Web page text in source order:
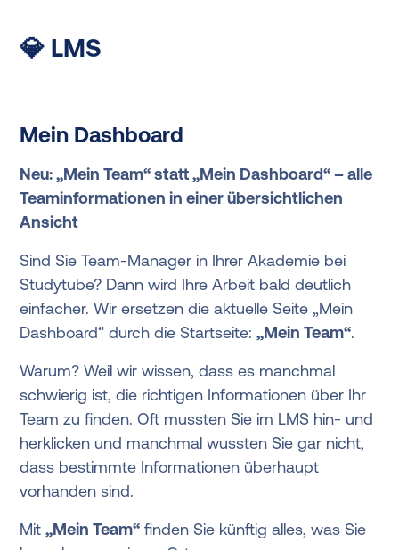
💎 LMS
Mein Dashboard
Neu: „Mein Team“ statt „Mein Dashboard“ – alle
Teaminformationen in einer übersichtlichen
Ansicht
Sind Sie Team-Manager in Ihrer Akademie bei
Studytube? Dann wird Ihre Arbeit bald deutlich
einfacher. Wir ersetzen die aktuelle Seite „Mein
Dashboard“ durch die Startseite:„Mein Team“.
Warum? Weil wir wissen, dass es manchmal
schwierig ist, die richtigen Informationen über Ihr
Team zu finden. Oft mussten Sie im LMS hin- und
herklicken und manchmal wussten Sie gar nicht,
dass bestimmte Informationen überhaupt
vorhanden sind.
Mit„Mein Team“ finden Sie künftig alles, was Sie